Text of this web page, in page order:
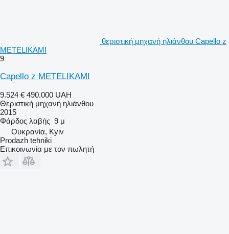
θεριστική μηχανή ηλιάνθου Capello z
METELIKAMI
9
Capello z METELIKAMI
9.524 € 490.000 UAH
Θεριστική μηχανή ηλιάνθου
2015
Φάρδος λαβής 9 μ
Ουκρανία, Kyiv
Prodazh tehniki
Επικοινωνία με τον πωλητή